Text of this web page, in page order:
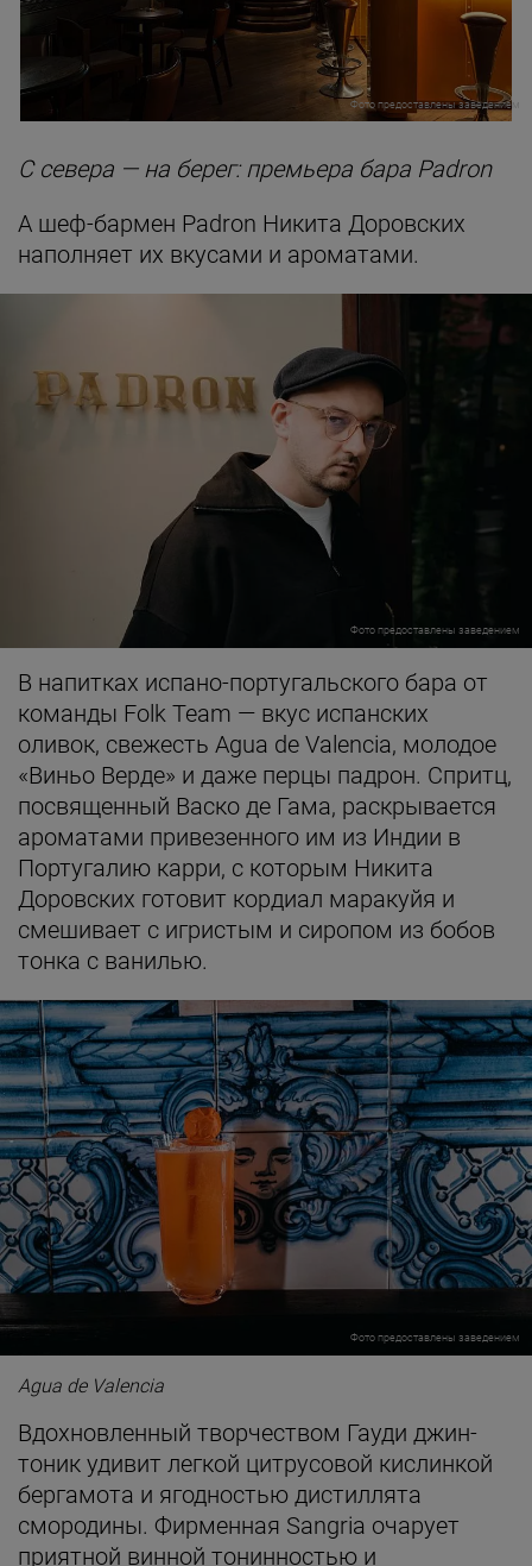
Фото предоставлены заведением
С севера — на берег: премьера бара Padron
А шеф-бармен Padron Никита Доровских
наполняет их вкусами и ароматами.
Фото предоставлены заведением
В напитках испано-португальского бара от
команды Folk Team — вкус испанских
оливок, свежесть Agua de Valencia, молодое
«Виньо Верде» и даже перцы падрон. Спритц,
посвященный Васко де Гама, раскрывается
ароматами привезенного им из Индии в
Португалию карри, с которым Никита
Доровских готовит кордиал маракуйя и
смешивает с игристым и сиропом из бобов
тонка с ванилью.
Фото предоставлены заведением
Agua de Valencia
Вдохновленный творчеством Гауди джин-
тоник удивит легкой цитрусовой кислинкой
бергамота и ягодностью дистиллята
смородины. Фирменная Sangria очарует
приятной винной тонинностью и